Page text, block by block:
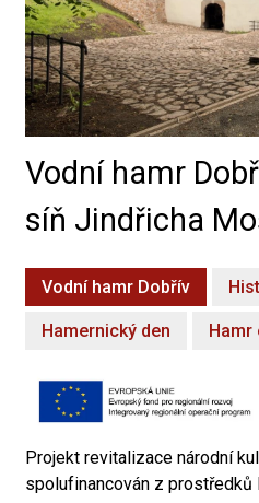
Vodní hamr
síň Jindřicha
Vodní hamr Dobřív
Hamernický den Hamr
Projekt revitalizace národní
spolufinancován z prostředků